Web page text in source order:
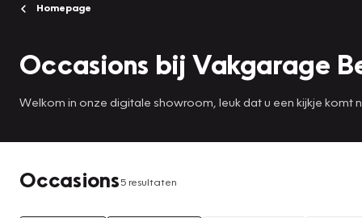
Homepage
Occasions bij Vakgarage
Welkom in onze digitale showroom, leuk dat u een kijkje komt
Occasions5 resultaten